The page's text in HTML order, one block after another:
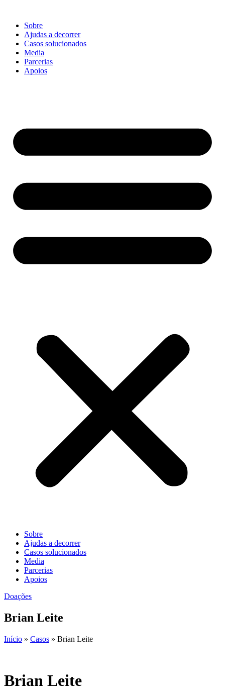
conteúdo
Sobre
Ajudas a decorrer
Casos solucionados
Media
Parcerias
Apoios
Sobre
Ajudas a decorrer
Casos solucionados
Media
Parcerias
Apoios
Doações
Brian Leite
Início » Casos » Brian Leite
Brian Leite